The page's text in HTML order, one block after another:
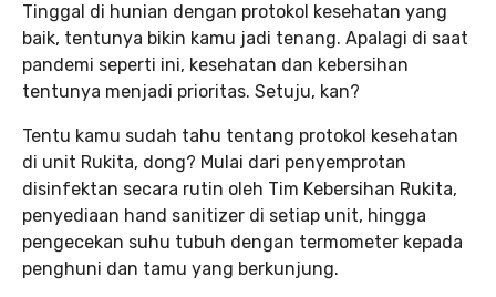
Tinggal di hunian dengan protokol kesehatan yang
baik, tentunya bikin kamu jadi tenang. Apalagi di saat
pandemi seperti ini, kesehatan dan kebersihan
tentunya menjadi prioritas. Setuju, kan?
Tentu kamu sudah tahu tentang protokol kesehatan
di unit Rukita, dong? Mulai dari penyemprotan
disinfektan secara rutin oleh Tim Kebersihan Rukita,
penyediaan hand sanitizer di setiap unit, hingga
pengecekan suhu tubuh dengan termometer kepada
penghuni dan tamu yang berkunjung.